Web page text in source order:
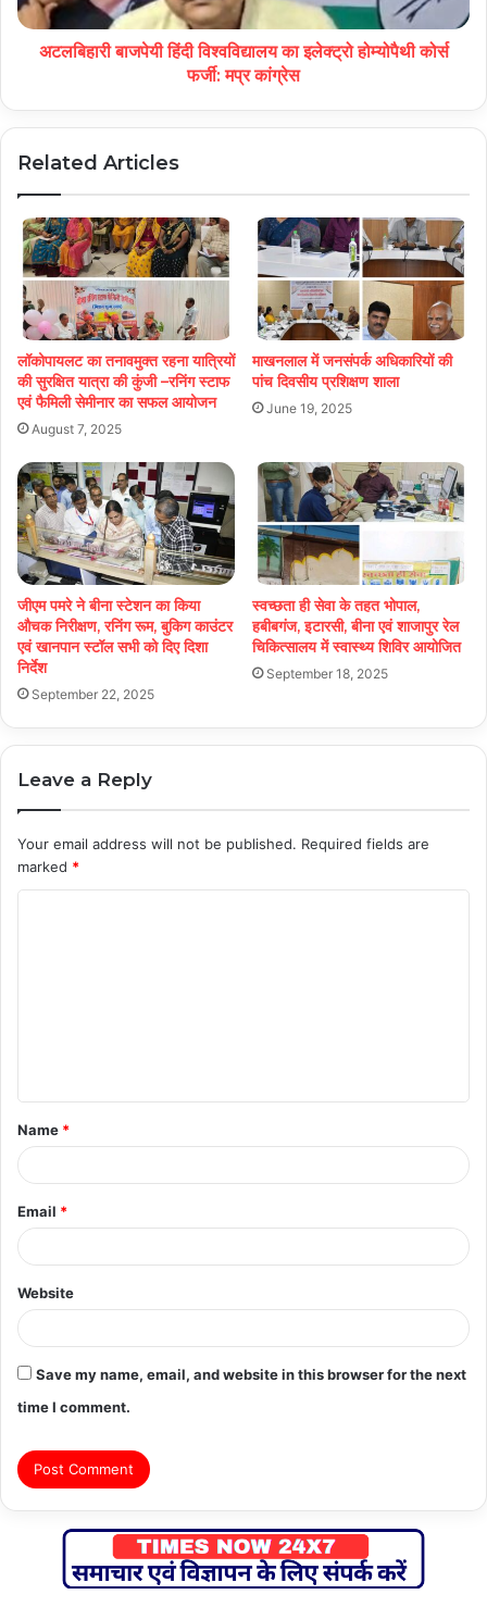
अटलबिहारी बाजपेयी हिंदी विश्वविद्यालय का इलेक्ट्रो होम्योपैथी कोर्स
फर्जी: मप्र कांग्रेस
Related Articles
लॉकोपायलट का तनावमुक्त रहना यात्रियों
की सुरक्षित यात्रा की कुंजी –रनिंग स्टाफ
एवं फैमिली सेमीनार का सफल आयोजन
August 7, 2025
माखनलाल में जनसंपर्क अधिकारियों की
पांच दिवसीय प्रशिक्षण शाला
June 19, 2025
जीएम पमरे ने बीना स्टेशन का किया
औचक निरीक्षण, रनिंग रूम, बुकिग काउंटर
एवं खानपान स्टॉल सभी को दिए दिशा
निर्देश
September 22, 2025
स्वच्छता ही सेवा के तहत भोपाल,
हबीबगंज, इटारसी, बीना एवं शाजापुर रेल
चिकित्सालय में स्वास्थ्य शिविर आयोजित
September 18, 2025
Leave a Reply
Your email address will not be published. Required fields are
marked *
t
*
Name *
Email *
Website
Save my name, email, and website in this browser for the next
time I comment.